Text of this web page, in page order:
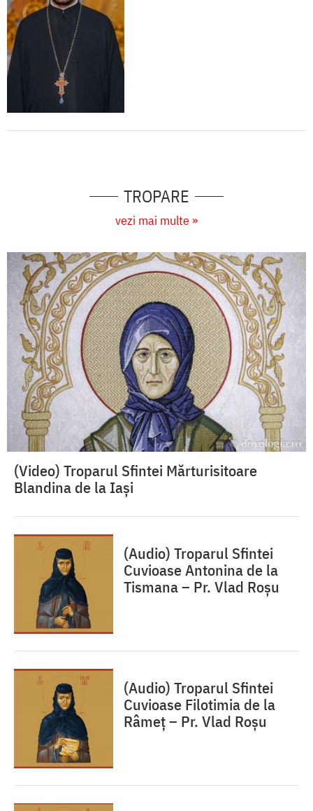
TROPARE
vezi mai multe »
(Video) Troparul Sfintei Mărturisitoare
Blandina de la Iași
(Audio) Troparul Sfintei
Cuvioase Antonina de la
Tismana – Pr. Vlad Roșu
(Audio) Troparul Sfintei
Cuvioase Filotimia de la
Râmeț – Pr. Vlad Roșu